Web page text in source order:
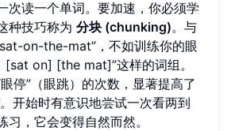
次读一个单词。要加速，你必须学
种技巧称为 分块 (chunking)。与
on-the-mat”，不如训练你的眼
on] [the mat]”这样的词组。
停”（眼跳）的次数，显著提高了
。开始时有意识地尝试一次看两到
习，它会变得自然而然。